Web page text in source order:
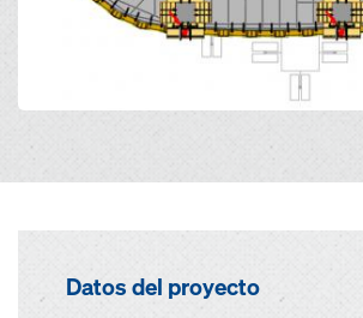
Datos del proyecto